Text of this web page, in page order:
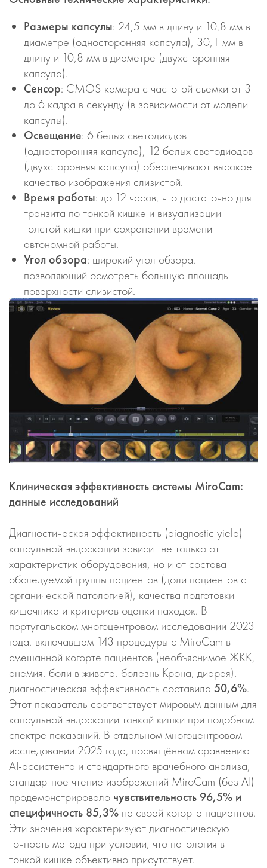
Размеры капсулы: 24,5 мм в длину и 10,8 мм в
диаметре (односторонняя капсула), 30,1 мм в
длину и 10,8 мм в диаметре (двухсторонняя
капсула).
Сенсор: CMOS-камера с частотой съемки от 3
до 6 кадра в секунду (в зависимости от модели
капсулы).
Освещение: 6 белых светодиодов
(односторонняя капсула), 12 белых светодиодов
(двухсторонняя капсула) обеспечивают высокое
качество изображения слизистой.
Время работы: до 12 часов, что достаточно для
транзита по тонкой кишке и визуализации
толстой кишки при сохранении времени
автономной работы.
Угол обзора: широкий угол обзора,
позволяющий осмотреть большую площадь
поверхности слизистой.
Клиническая эффективность системы MiroCam:
данные исследований
Диагностическая эффективность (diagnostic yield)
капсульной эндоскопии зависит не только от
характеристик оборудования, но и от состава
обследуемой группы пациентов (доли пациентов с
органической патологией), качества подготовки
кишечника и критериев оценки находок. В
португальском многоцентровом исследовании 2023
года, включавшем 143 процедуры с MiroCam в
смешанной когорте пациентов (необъяснимое ЖКК,
анемия, боли в животе, болезнь Крона, диарея),
диагностическая эффективность составила 50,6%.
Этот показатель соответствует мировым данным для
капсульной эндоскопии тонкой кишки при подобном
спектре показаний. В отдельном многоцентровом
исследовании 2025 года, посвящённом сравнению
AI-ассистента и стандартного врачебного анализа,
стандартное чтение изображений MiroCam (без AI)
продемонстрировало чувствительность 96,5% и
специфичность 85,3% на своей когорте пациентов.
Эти значения характеризуют диагностическую
точность метода при условии, что патология в
тонкой кишке объективно присутствует.